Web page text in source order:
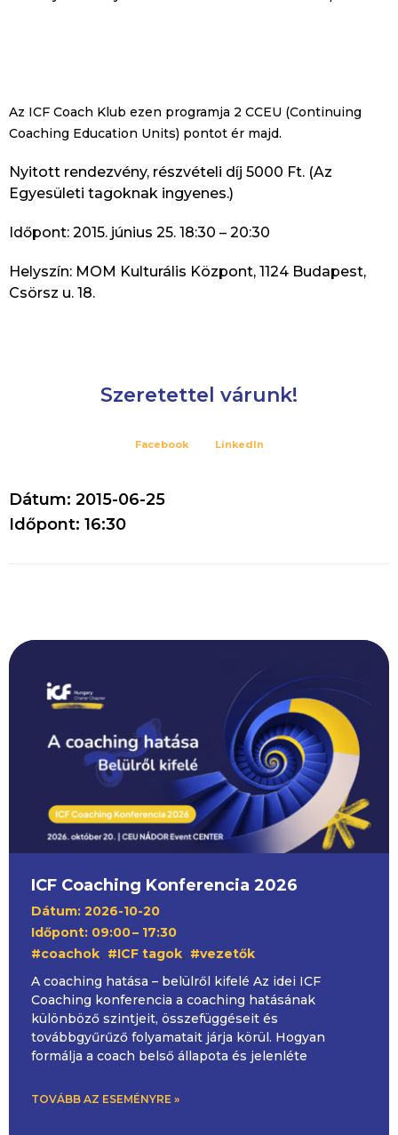
Az ICF Coach Klub ezen programja 2 CCEU (Continuing
Coaching Education Units) pontot ér majd.
Nyitott rendezvény, részvételi díj 5000 Ft. (Az
Egyesületi tagoknak ingyenes.)
Időpont: 2015. június 25. 18:30 – 20:30
Helyszín: MOM Kulturális Központ, 1124 Budapest,
Csörsz u. 18.
Szeretettel várunk!
Facebook LinkedIn
Dátum: 2015-06-25
Időpont: 16:30
ICF Coaching Konferencia 2026
Dátum: 2026-10-20
Időpont: 09:00– 17:30
#coachok, #ICF tagok, #vezetők
A coaching hatása – belülről kifelé Az idei ICF
Coaching konferencia a coaching hatásának
különböző szintjeit, összefüggéseit és
továbbgyűrűző folyamatait járja körül. Hogyan
formálja a coach belső állapota és jelenléte
TOVÁBB AZ ESEMÉNYRE »